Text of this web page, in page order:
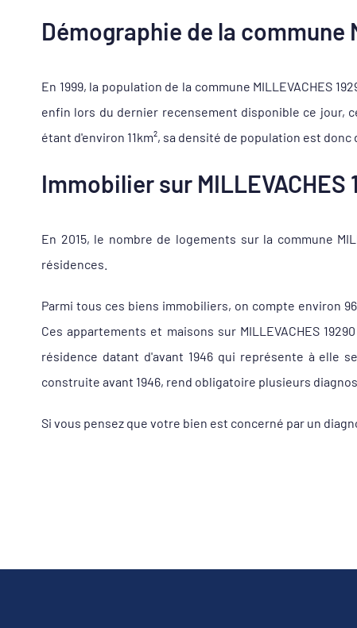
Démographie de la commune
En 1999, la population de la commune MILLEVACHES
enfin lors du dernier recensement disponible ce jour,
étant d'environ 11km², sa densité de population est donc
Immobilier sur
En 2015, le nombre de logements sur la commune
résidences.
Parmi tous ces biens immobiliers, on compte environ
Ces appartements et maisons sur MILLEVACHES
résidence datant d'avant 1946 qui représente à elle
construite avant 1946, rend obligatoire plusieurs
Si vous pensez que votre bien est concerné par un